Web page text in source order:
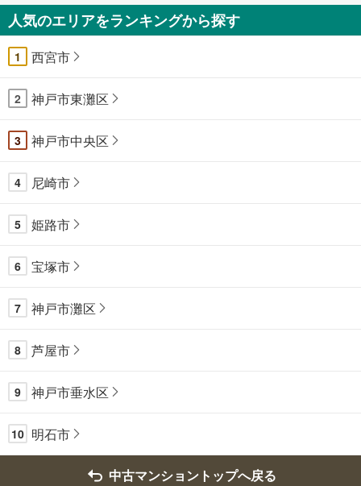
人気のエリアをランキングから探す
1 西宮市
2 神戸市東灘区
3 神戸市中央区
4 尼崎市
5 姫路市
6 宝塚市
7 神戸市灘区
8 芦屋市
9 神戸市垂水区
10 明石市
中古マンショントップへ戻る